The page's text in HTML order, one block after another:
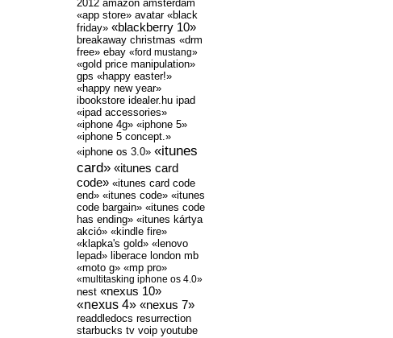
2012 amazon amsterdam
«app store» avatar «black
friday» «blackberry 10»
breakaway christmas «drm
free» ebay «ford mustang»
«gold price manipulation»
gps «happy easter!»
«happy new year»
ibookstore idealer.hu ipad
«ipad accessories»
«iphone 4g» «iphone 5»
«iphone 5 concept.»
«iphone os 3.0» «itunes
card» «itunes card
code» «itunes card code
end» «itunes code» «itunes
code bargain» «itunes code
has ending» «itunes kártya
akció» «kindle fire»
«klapka's gold» «lenovo
lepad» liberace london mb
«moto g» «mp pro»
«multitasking iphone os 4.0»
nest «nexus 10»
«nexus 4» «nexus 7»
readdledocs resurrection
starbucks tv voip youtube